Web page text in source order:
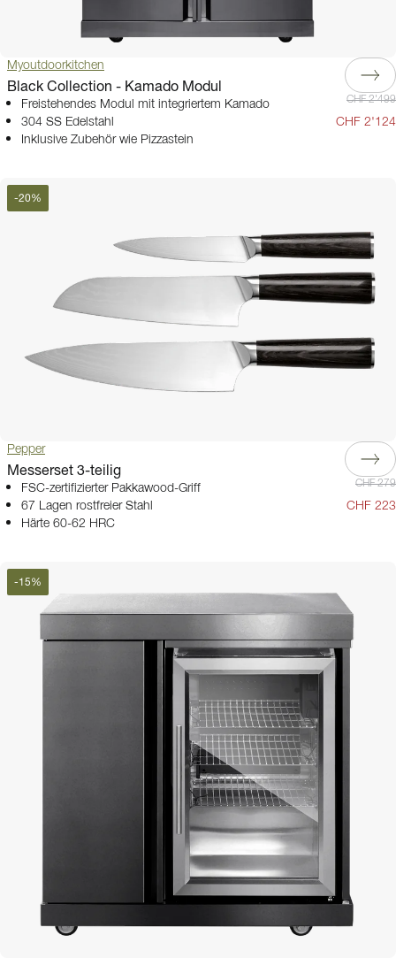
Myoutdoorkitchen
Black Collection - Kamado Modul
Freistehendes Modul mit integriertem Kamado
304 SS Edelstahl
Inklusive Zubehör wie Pizzastein
CHF 2'499
CHF 2'124
-20%
Pepper
Messerset 3-teilig
FSC-zertifizierter Pakkawood-Griff
67 Lagen rostfreier Stahl
Härte 60-62 HRC
CHF 279
CHF 223
-15%